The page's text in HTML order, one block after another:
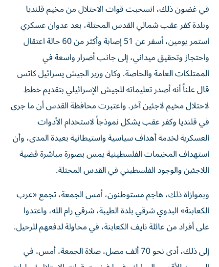
في غضون ذلك، انسحبت قوات الاحتلال من مخيم قلنديا
وبلدة كفر عقب شمالي القدس المحتلة، بعد عدوان عسكري
استمر يومين، أسفر عن 51 إصابة وأكثر من 60 حالة اعتقال
واحتجاز وتحقيق ميداني، إلى جانب أضرار واسعة في
الممتلكات العامة والخاصة. وكان وزير الجيش يسرائيل كاتس
قال علناً أنه أصدر تعليماته للجيش الإسرائيلي بتقديم خطط
لاحتلال مخيم لاجئين آخر. واعتبرت محافظة القدس أن ما جرى
في قلنديا وكفر عقب يشكل نموذجاً لاستخدام الأدوات
العسكرية لخدمة أهداف سياسية واستيطانية بعيدة المدى، وأن
استهداف المخيمات الفلسطينية يمس بصورة مباشرة قضية
اللاجئين والوجود الفلسطيني في القدس المحتلة.
وبموازاة ذلك، هاجم مستوطنون، أمس الجمعة، تجمع «عرب
الكعابنة» البدوي شرقي بلدة الطيبة، شرقي رام الله، واعتدوا
على أفراد من عائلة نايف الكعابنة، في محاولة لدفعهم للرحيل.
إلى ذلك، أدى نحو 70 ألف مصل، صلاة الجمعة، أمس، في